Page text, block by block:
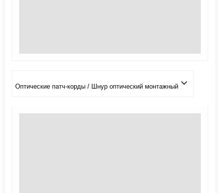
Оптические патч-корды / Шнур оптический монтажный